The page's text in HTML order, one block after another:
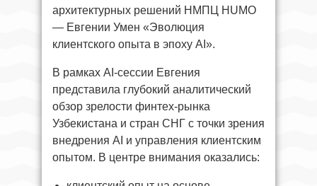
архитектурных решений НМПЦ HUMO
— Евгении Умен «Эволюция
клиентского опыта в эпоху AI».
В рамках AI-сессии Евгения
представила глубокий аналитический
обзор зрелости финтех-рынка
Узбекистана и стран СНГ с точки зрения
внедрения AI и управления клиентским
опытом. В центре внимания оказались: